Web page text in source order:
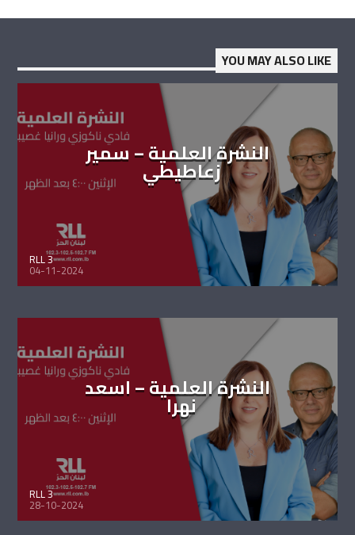
YOU MAY ALSO LIKE
النشرة العلمية – سمير
زعاطيطي
RLL 3
04-11-2024
النشرة العلمية – اسعد
نهرا
RLL 3
28-10-2024